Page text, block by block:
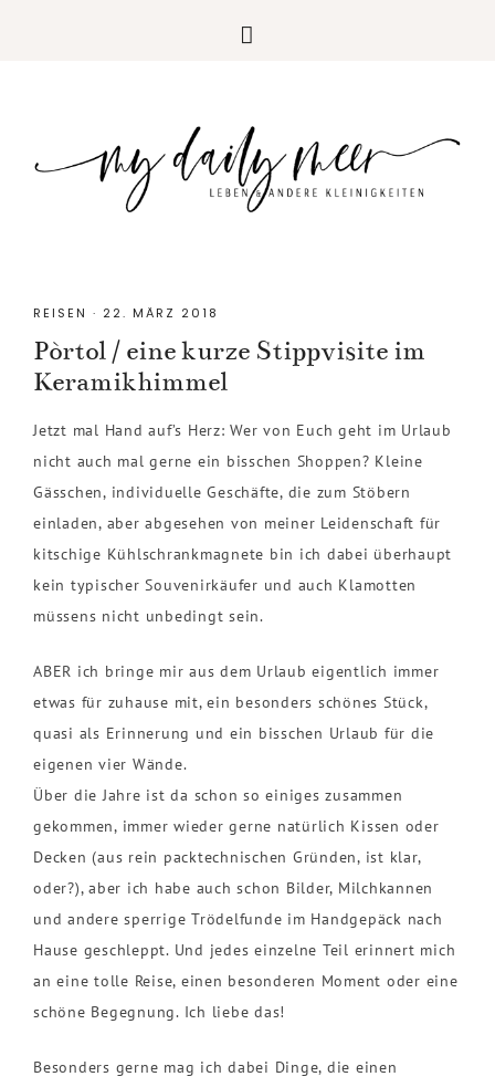
REISEN · 22. MÄRZ 2018
Pòrtol / eine kurze Stippvisite im
Keramikhimmel
Jetzt mal Hand auf’s Herz: Wer von Euch geht im Urlaub
nicht auch mal gerne ein bisschen Shoppen? Kleine
Gässchen, individuelle Geschäfte, die zum Stöbern
einladen, aber abgesehen von meiner Leidenschaft für
kitschige Kühlschrankmagnete bin ich dabei überhaupt
kein typischer Souvenirkäufer und auch Klamotten
müssens nicht unbedingt sein.
ABER ich bringe mir aus dem Urlaub eigentlich immer
etwas für zuhause mit, ein besonders schönes Stück,
quasi als Erinnerung und ein bisschen Urlaub für die
eigenen vier Wände.
Über die Jahre ist da schon so einiges zusammen
gekommen, immer wieder gerne natürlich Kissen oder
Decken (aus rein packtechnischen Gründen, ist klar,
oder?), aber ich habe auch schon Bilder, Milchkannen
und andere sperrige Trödelfunde im Handgepäck nach
Hause geschleppt. Und jedes einzelne Teil erinnert mich
an eine tolle Reise, einen besonderen Moment oder eine
schöne Begegnung. Ich liebe das!
Besonders gerne mag ich dabei Dinge, die einen